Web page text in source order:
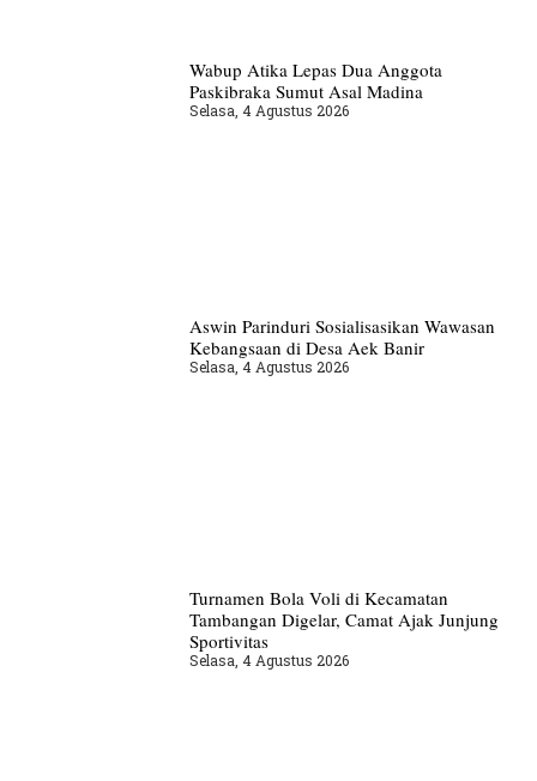
Wabup Atika Lepas Dua Anggota
Paskibraka Sumut Asal Madina
Selasa, 4 Agustus 2026
Aswin Parinduri Sosialisasikan Wawasan
Kebangsaan di Desa Aek Banir
Selasa, 4 Agustus 2026
Turnamen Bola Voli di Kecamatan
Tambangan Digelar, Camat Ajak Junjung
Sportivitas
Selasa, 4 Agustus 2026